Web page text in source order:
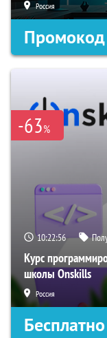
Россия
Промокод
-63%
10:22:55
Курс
школы Onskills
Россия
Бесплатно